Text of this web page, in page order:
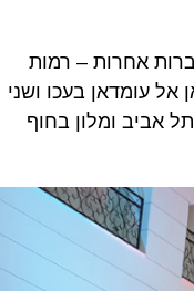
עד שנת 2023 21 מלונות (4 מושכרים לחברות אחרות – רמות
במהלך 4 השנים הקרובות. חאן אל עומדאן בעכו ושני
ומלון בחוף